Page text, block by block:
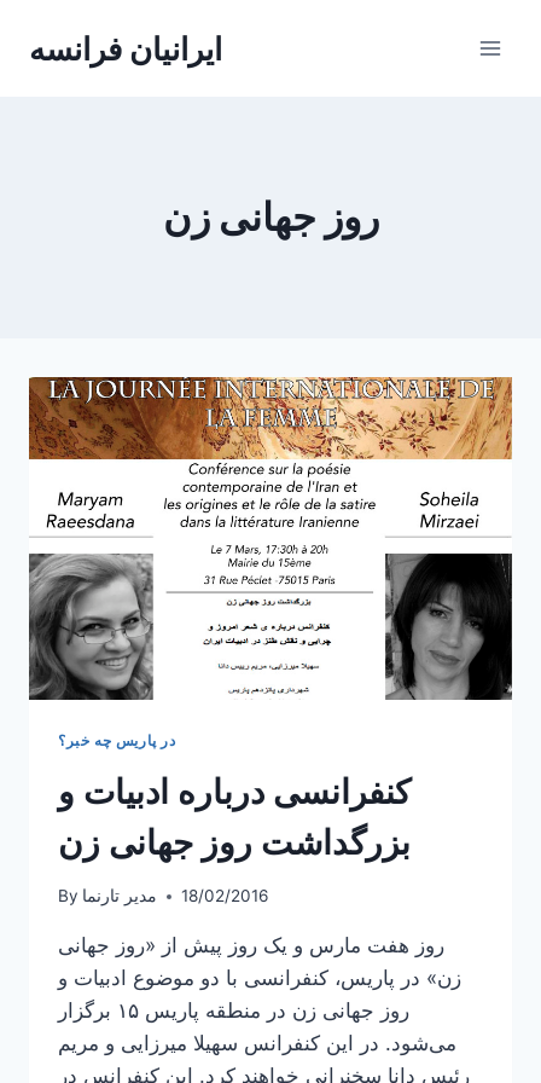
ایرانیان فرانسه
روز جهانی زن
در پاریس چه خبر؟
کنفرانسی درباره ادبیات و
بزرگداشت روز جهانی زن
By مدیر تارنما 18/02/2016
روز هفت مارس و یک روز پیش از «روز جهانی
زن» در پاریس، کنفرانسی با دو موضوع ادبیات و
روز جهانی زن در منطقه پاریس ۱۵ برگزار
می‌شود. در این کنفرانس سهیلا میرزایی و مریم
رئیس دانا سخنرانی خواهند کرد. این کنفرانس در